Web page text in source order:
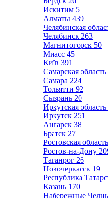
Искитим 5
Алматы 439
Челябинская
Челябинск 263
Магнитогорск 50
Миасс 45
Київ 391
Самарская область
Самара 224
Тольятти 92
Сызрань 20
Иркутская область
Иркутск 251
Ангарск 38
Братск 27
Ростовская область
Ростов-на-Дону
Таганрог 26
Новочеркасск 19
Республика
Казань 170
Набережные